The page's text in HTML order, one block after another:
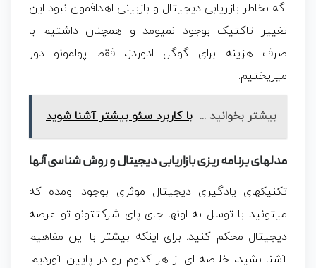
اگه بخاطر بازاریابی دیجیتال و بازبینی اهدافمون نبود این
تغییر تاکتیک بوجود نمیومد و همچنان داشتیم با
صرف هزینه برای گوگل ادوردز، فقط پولمونو دور
میریختیم.
بیشتر بخوانید ... با کاربرد سئو بیشتر آشنا شوید
مدلهای برنامه ریزی بازاریابی دیجیتال و روش شناسی آنها
تکنیکهای یادگیری دیجیتال موثری بوجود اومده که
میتونید با توسل به اونها جای پای شرکتتونو تو عرصه
دیجیتال محکم کنید. برای اینکه بیشتر با این مفاهیم
آشنا بشید، خلاصه ای از هر کدوم رو در پایین آوردیم.